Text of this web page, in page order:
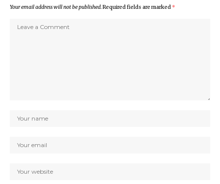
Your email address will not be published.Required fields are marked *